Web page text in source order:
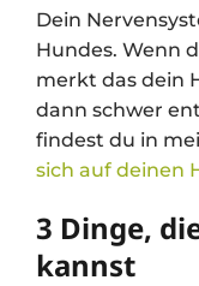
Dein
Hundes. Wenn
merkt das dein
dann schwer
findest du in
sich auf deinen
3 Dinge,
kannst